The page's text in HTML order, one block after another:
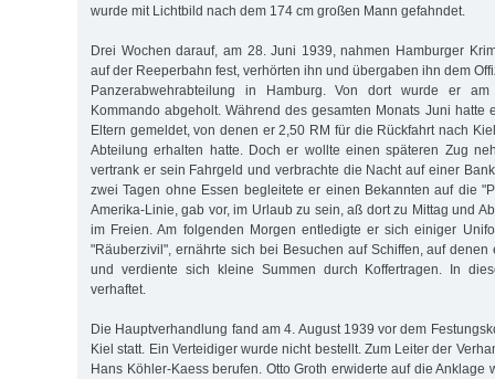
wurde mit Lichtbild nach dem 174 cm großen Mann gefahndet.
Drei Wochen darauf, am 28. Juni 1939, nahmen Hamburger
auf der Reeperbahn fest, verhörten ihn und übergaben ihn dem
Panzerabwehrabteilung in Hamburg. Von dort wurde er
Kommando abgeholt. Während des gesamten Monats Juni hatte
Eltern gemeldet, von denen er 2,50 RM für die Rückfahrt nach
Abteilung erhalten hatte. Doch er wollte einen späteren Zug
vertrank er sein Fahrgeld und verbrachte die Nacht auf einer
zwei Tagen ohne Essen begleitete er einen Bekannten auf die
Amerika-Linie, gab vor, im Urlaub zu sein, aß dort zu Mittag und
im Freien. Am folgenden Morgen entledigte er sich einiger
"Räuberzivil", ernährte sich bei Besuchen auf Schiffen, auf denen
und verdiente sich kleine Summen durch Koffertragen. In
verhaftet.
Die Hauptverhandlung fand am 4. August 1939 vor dem
Kiel statt. Ein Verteidiger wurde nicht bestellt. Zum Leiter der
Hans Köhler-Kaess berufen. Otto Groth erwiderte auf die Anklage